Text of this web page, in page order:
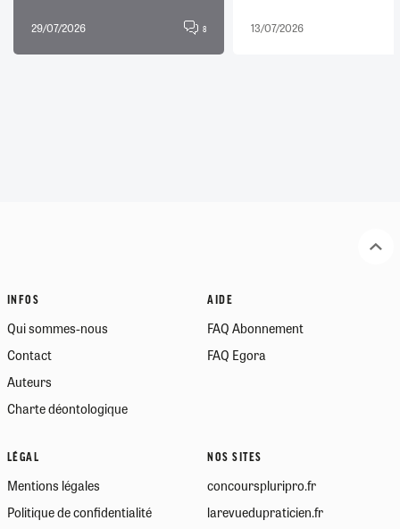
29/07/2026 8 13/07/2026
INFOS
Qui sommes-nous
Contact
Auteurs
Charte déontologique
AIDE
FAQ Abonnement
FAQ Egora
LÉGAL
Mentions légales
Politique de confidentialité
NOS SITES
concourspluripro.fr
larevuedupraticien.fr